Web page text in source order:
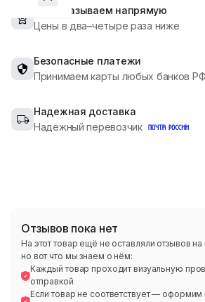
Мы заказываем напрямую
Цены в два–четыре раза ниже
Безопасные платежи
Принимаем карты любых банков РФ
Надежная доставка
Надежный перевозчик
Отзывов пока нет
На этот товар ещё не оставляли отзывов
но вот что мы знаем о нём:
Каждый товар проходит визуальную
отправкой
Если товар не соответствует — оформим